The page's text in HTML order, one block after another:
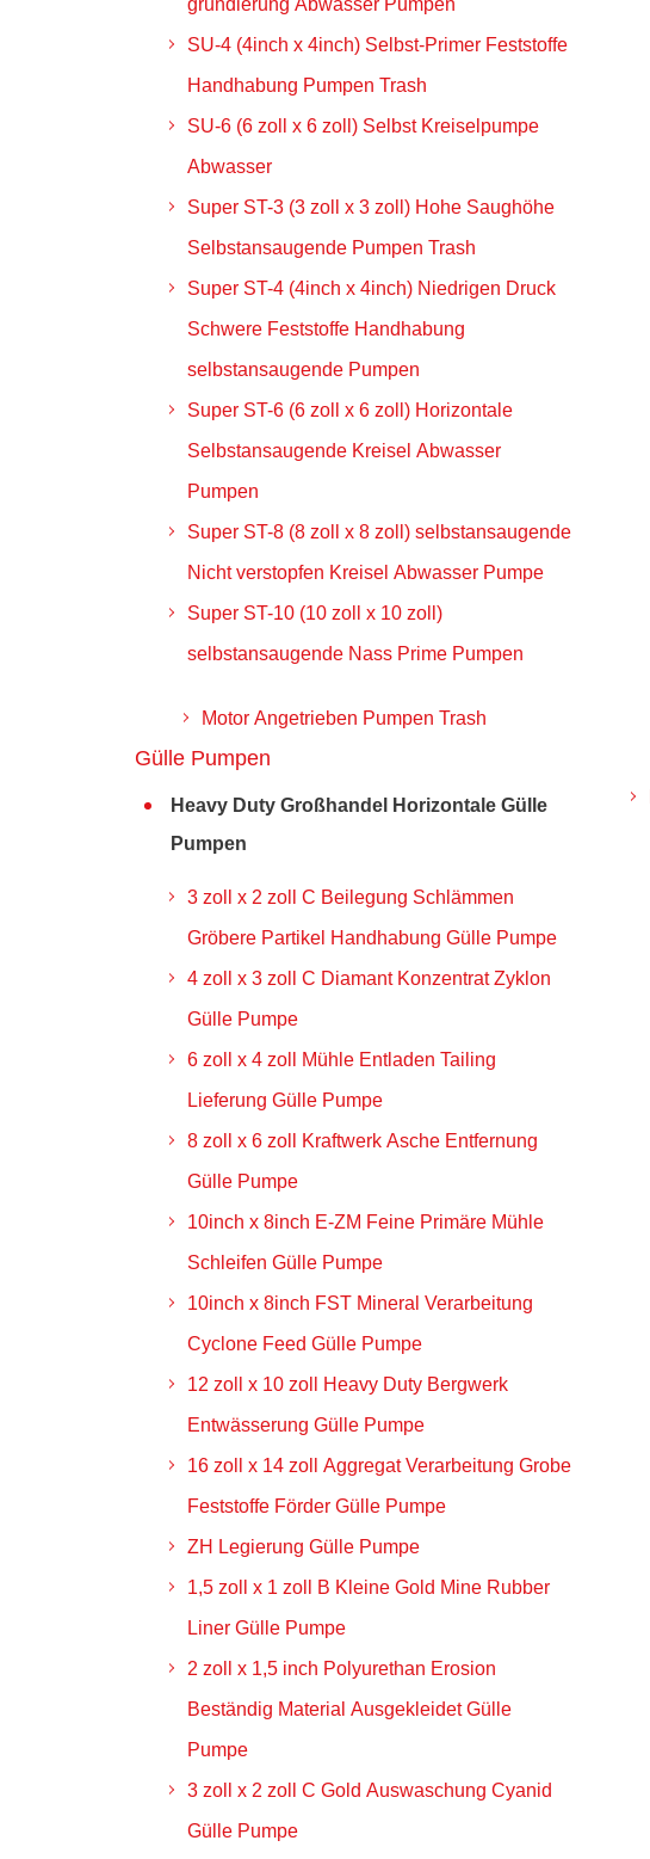
grundierung Abwasser Pumpen
SU-4 (4inch x 4inch) Selbst-Primer Feststoffe
Handhabung Pumpen Trash
SU-6 (6 zoll x 6 zoll) Selbst Kreiselpumpe
Abwasser
Super ST-3 (3 zoll x 3 zoll) Hohe Saughöhe
Selbstansaugende Pumpen Trash
Super ST-4 (4inch x 4inch) Niedrigen Druck
Schwere Feststoffe Handhabung
selbstansaugende Pumpen
Super ST-6 (6 zoll x 6 zoll) Horizontale
Selbstansaugende Kreisel Abwasser
Pumpen
Super ST-8 (8 zoll x 8 zoll) selbstansaugende
Nicht verstopfen Kreisel Abwasser Pumpe
Super ST-10 (10 zoll x 10 zoll)
selbstansaugende Nass Prime Pumpen
Motor Angetrieben Pumpen Trash
Gülle Pumpen
Heavy Duty Großhandel Horizontale Gülle
Pumpen
3 zoll x 2 zoll C Beilegung Schlämmen
Gröbere Partikel Handhabung Gülle Pumpe
4 zoll x 3 zoll C Diamant Konzentrat Zyklon
Gülle Pumpe
6 zoll x 4 zoll Mühle Entladen Tailing
Lieferung Gülle Pumpe
8 zoll x 6 zoll Kraftwerk Asche Entfernung
Gülle Pumpe
10inch x 8inch E-ZM Feine Primäre Mühle
Schleifen Gülle Pumpe
10inch x 8inch FST Mineral Verarbeitung
Cyclone Feed Gülle Pumpe
12 zoll x 10 zoll Heavy Duty Bergwerk
Entwässerung Gülle Pumpe
16 zoll x 14 zoll Aggregat Verarbeitung Grobe
Feststoffe Förder Gülle Pumpe
ZH Legierung Gülle Pumpe
1,5 zoll x 1 zoll B Kleine Gold Mine Rubber
Liner Gülle Pumpe
2 zoll x 1,5 inch Polyurethan Erosion
Beständig Material Ausgekleidet Gülle
Pumpe
3 zoll x 2 zoll C Gold Auswaschung Cyanid
Gülle Pumpe